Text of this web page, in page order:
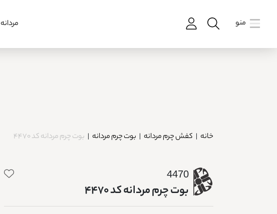
منو مردانه
خانه | کفش چرم مردانه | بوت چرم مردانه | بوت چرم مردانه کد 4470
4470
بوت چرم مردانه کد 4470